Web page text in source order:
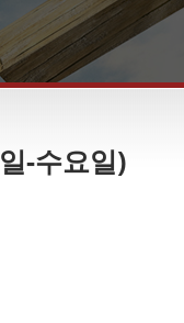
-수요일)